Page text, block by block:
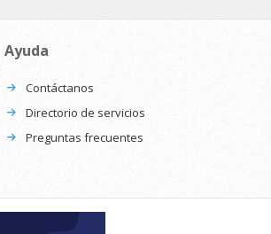
Ayuda
Contáctanos
Directorio de servicios
Preguntas frecuentes